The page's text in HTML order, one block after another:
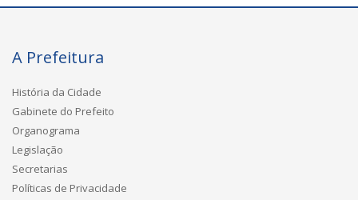
A Prefeitura
História da Cidade
Gabinete do Prefeito
Organograma
Legislação
Secretarias
Políticas de Privacidade